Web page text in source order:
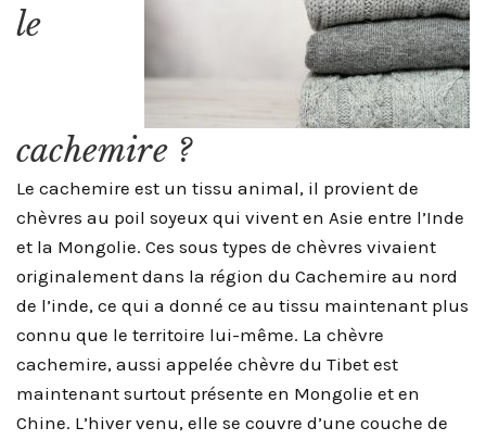
le
cachemire ?
Le cachemire est un tissu animal, il provient de
chèvres au poil soyeux qui vivent en Asie entre l’Inde
et la Mongolie. Ces sous types de chèvres vivaient
originalement dans la région du Cachemire au nord
de l’inde, ce qui a donné ce au tissu maintenant plus
connu que le territoire lui-même. La chèvre
cachemire, aussi appelée chèvre du Tibet est
maintenant surtout présente en Mongolie et en
Chine. L’hiver venu, elle se couvre d’une couche de